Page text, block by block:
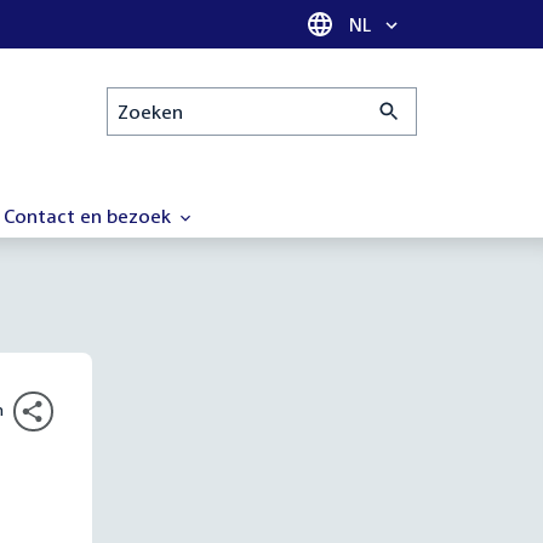
Taal selectie
NL
Zoeken
Contact en bezoek